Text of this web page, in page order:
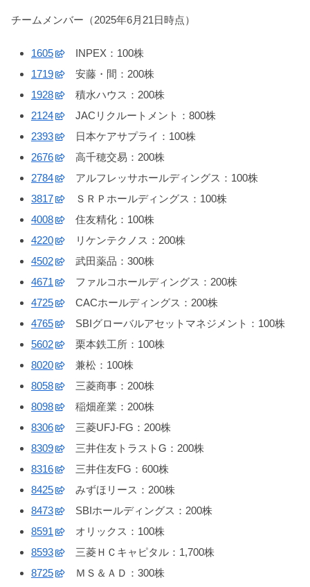
チームメンバー（2025年6月21日時点）
1605
INPEX：100株
1719
安藤・間：200株
1928
積水ハウス：200株
2124
JACリクルートメント：800株
2393
日本ケアサプライ：100株
2676
高千穂交易：200株
2784
アルフレッサホールディングス：100株
3817
ＳＲＰホールディングス：100株
4008
住友精化：100株
4220
リケンテクノス：200株
4502
武田薬品：300株
4671
ファルコホールディングス：200株
4725
CACホールディングス：200株
4765
SBIグローバルアセットマネジメント：100株
5602
栗本鉄工所：100株
8020
兼松：100株
8058
三菱商事：200株
8098
稲畑産業：200株
8306
三菱UFJ-FG：200株
8309
三井住友トラストG：200株
8316
三井住友FG：600株
8425
みずほリース：200株
8473
SBIホールディングス：200株
8591
オリックス：100株
8593
三菱ＨＣキャピタル：1,700株
8725
ＭＳ＆ＡＤ：300株